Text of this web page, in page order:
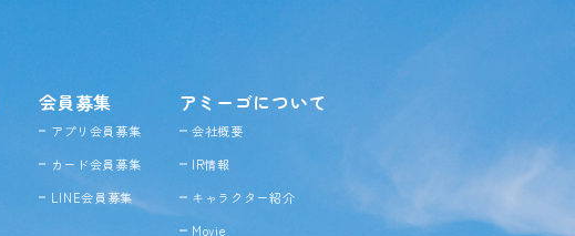
会員募集
アプリ会員募集
カード会員募集
LINE会員募集
アミーゴについて
会社概要
IR情報
キャラクター紹介
Movie